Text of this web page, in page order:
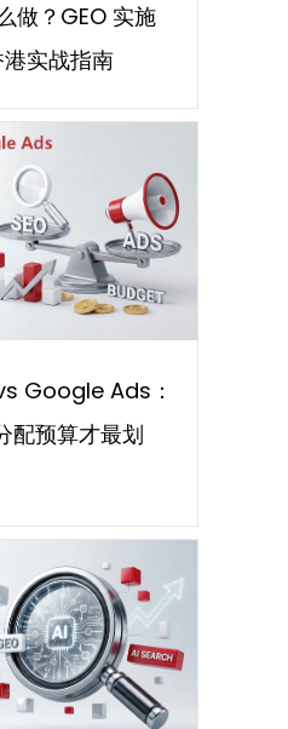
做？GEO 实施
实战指南
Google Ads：
配预算才最划